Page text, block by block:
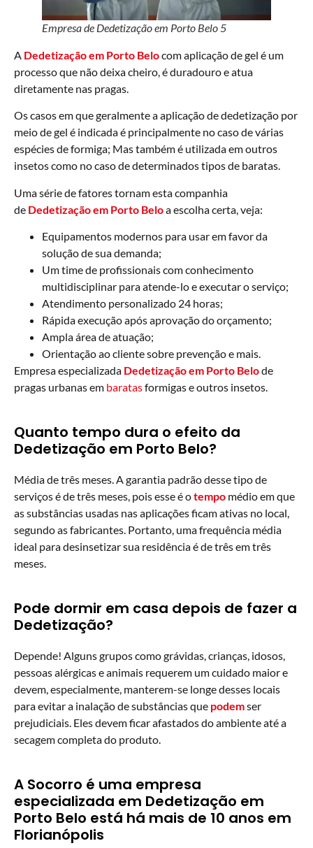
Empresa de Dedetização em Porto Belo 5
A Dedetização em Porto Belocom aplicação de gel é um
processo que não deixa cheiro, é duradouro e atua
diretamente nas pragas.
Os casos em que geralmente a aplicação de dedetização por
meio de gel é indicada é principalmente no caso de várias
espécies de formiga; Mas também é utilizada em outros
insetos como no caso de determinados tipos de baratas.
Uma série de fatores tornam esta companhia
de Dedetização em Porto Beloa escolha certa, veja:
Equipamentos modernos para usar em favor da
solução de sua demanda;
Um time de profissionais com conhecimento
multidisciplinar para atende-lo e executar o serviço;
Atendimento personalizado 24 horas;
Rápida execução após aprovação do orçamento;
Ampla área de atuação;
Orientação ao cliente sobre prevenção e mais.
Empresa especializada Dedetização em Porto Belode
pragas urbanas em baratasformigas e outros insetos.
Quanto tempo dura o efeito da
Dedetização em Porto Belo?
Média de três meses. A garantia padrão desse tipo de
serviços é de três meses, pois esse é otempo médio em que
as substâncias usadas nas aplicações ficam ativas no local,
segundo as fabricantes. Portanto, uma frequência média
ideal para desinsetizar sua residência é de três em três
meses.
Pode dormir em casa depois de fazer a
Dedetização?
Depende! Alguns grupos como grávidas, crianças, idosos,
pessoas alérgicas e animais requerem um cuidado maior e
devem, especialmente, manterem-se longe desses locais
para evitar a inalação de substâncias que podemser
prejudiciais. Eles devem ficar afastados do ambiente até a
secagem completa do produto.
A Socorro é uma empresa
especializada em Dedetização em
Porto Belo está há mais de 10 anos em
Florianópolis